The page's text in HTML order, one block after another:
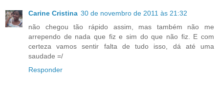
Carine Cristina 30 de novembro de 2011 às 21:32
não chegou tão rápido assim, mas também não me
arrependo de nada que fiz e sim do que não fiz. E com
certeza vamos sentir falta de tudo isso, dá até uma
saudade =/
Responder